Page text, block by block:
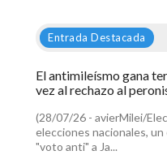
Entrada Destacada
El antimileísmo gana
vez al rechazo al
(28/07/26 - avierMilei/
elecciones nacionales,
"voto anti" a Ja...